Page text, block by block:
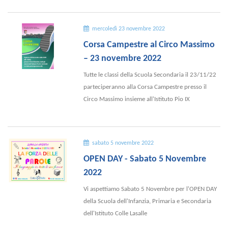
mercoledì 23 novembre 2022
Corsa Campestre al Circo Massimo
– 23 novembre 2022
Tutte le classi della Scuola Secondaria il 23/11/22
parteciperanno alla Corsa Campestre presso il
Circo Massimo insieme all'Istituto Pio IX
sabato 5 novembre 2022
OPEN DAY - Sabato 5 Novembre
2022
Vi aspettiamo Sabato 5 Novembre per l'OPEN DAY
della Scuola dell'Infanzia, Primaria e Secondaria
dell'Istituto Colle Lasalle